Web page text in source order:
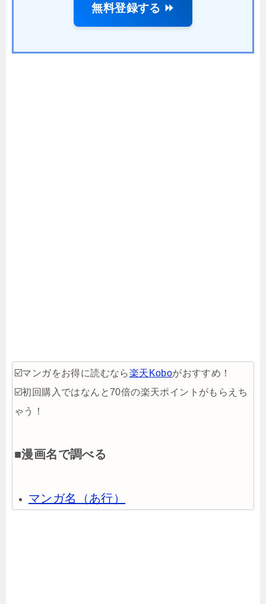
無料登録する ⏩
☑️マンガをお得に読むなら楽天Koboがおすすめ！
☑️初回購入ではなんと70倍の楽天ポイントがもらえち
ゃう！
■漫画名で調べる
マンガ名（あ行）